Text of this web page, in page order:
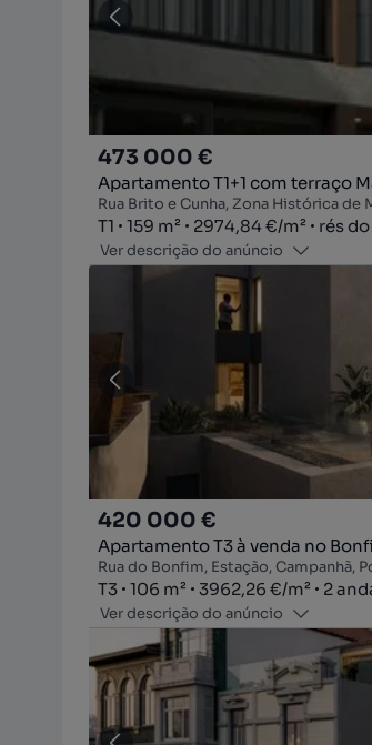
473 000 €
Apartamento T1+1 com terraço
Rua Brito e Cunha, Zona Histórica de
Tipologia
T1
Zona159 m²
Preço por metro quadrado
2974,84 €/m²
Andar rés
Ver descrição do anúncio
420 000 €
Apartamento T3 à venda no
Rua do Bonfim, Estação, Campanhã,
Tipologia
T3
Zona106 m²
Preço por metro quadrado
3962,26 €/m²
Andar 2
Ver descrição do anúncio